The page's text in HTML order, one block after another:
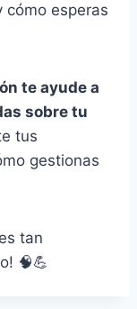
cómo esperas
te ayude a
sobre tu
tus
gestionas
tan
🧠💪